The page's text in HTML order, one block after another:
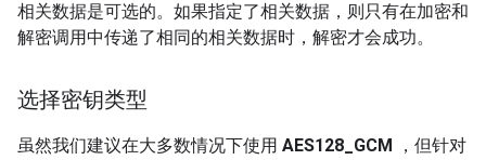
相关数据是可选的。如果指定了相关数据，则只有在加密和
解密调用中传递了相同的相关数据时，解密才会成功。
选择密钥类型
虽然我们建议在大多数情况下使用 AES128_GCM ，但针对